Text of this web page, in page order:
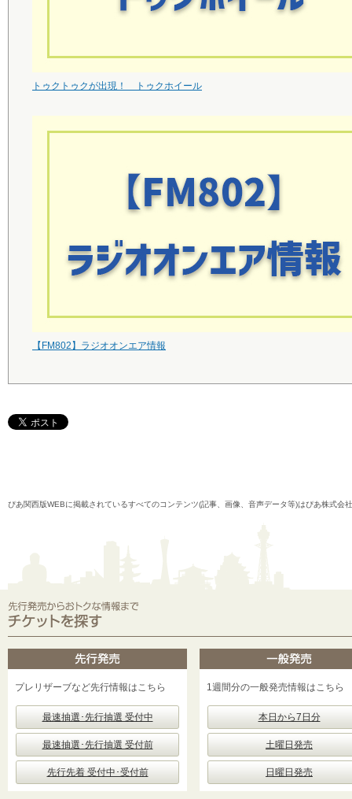
トゥクトゥクが出現！ トゥクホイール
【FM802】ラジオオンエア情報
ぴあ関西版WEBに掲載されているすべてのコンテンツ(記事、画像、音声データ等)はぴあ株式会
プレリザーブなど先行情報はこちら
最速抽選･先行抽選 受付中
最速抽選･先行抽選 受付前
先行先着 受付中･受付前
1週間分の一般発売情報はこちら
本日から7日分
土曜日発売
日曜日発売